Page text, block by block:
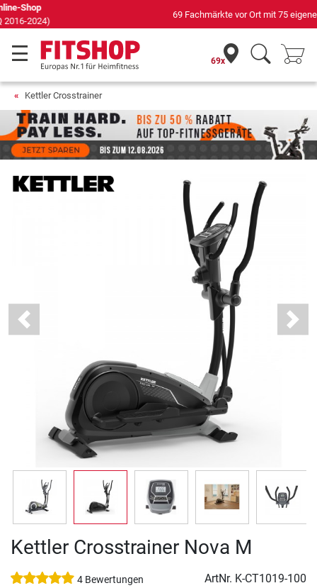
69 Fachmärkte vor Ort mit 75 eigenen Servicetechnikern
69x
Kettler Crosstrainer
Previous Next
Kettler Crosstrainer Nova M
4 Bewertungen ArtNr. K-CT1019-100